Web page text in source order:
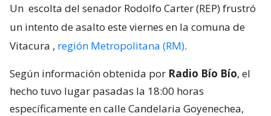
Un escolta del senador Rodolfo Carter (REP) frustró
un intento de asalto este viernes en la comuna de
Vitacura , región Metropolitana (RM).
Según información obtenida por Radio Bío Bío, el
hecho tuvo lugar pasadas la 18:00 horas
específicamente en calle Candelaria Goyenechea,